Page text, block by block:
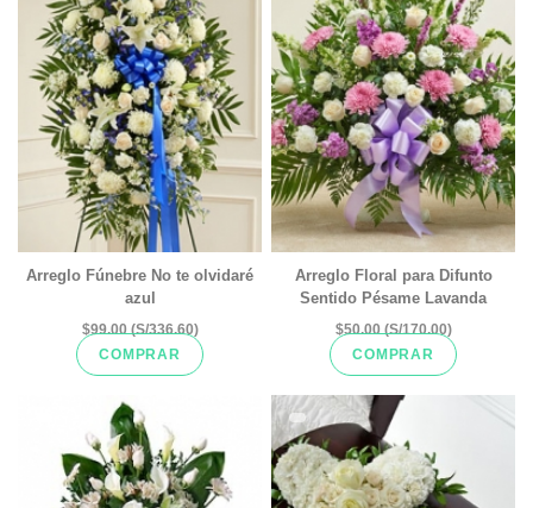
Arreglo Fúnebre No te olvidaré
azul
$99.00 (S/336.60)
COMPRAR
Arreglo Floral para Difunto
Sentido Pésame Lavanda
$50.00 (S/170.00)
COMPRAR